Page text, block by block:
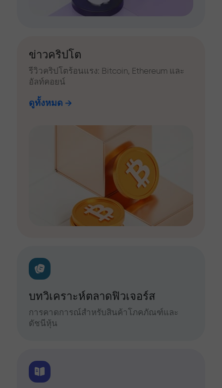
ข่าวคริปโต
รีวิวคริปโตร้อนแรง: Bitcoin, Ethereum และ
อัลท์คอยน์
ดูทั้งหมด
บทวิเคราะห์ตลาดฟิวเจอร์ส
การคาดการณ์สำหรับสินค้าโภคภัณฑ์และ
ดัชนีหุ้น